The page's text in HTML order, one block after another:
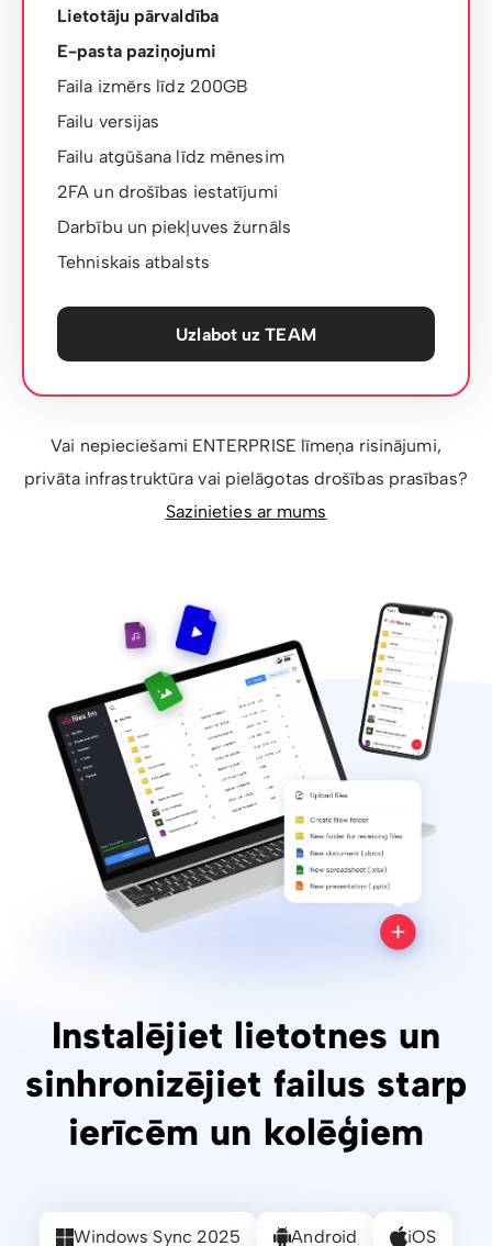
Lietotāju pārvaldība
E-pasta paziņojumi
Faila izmērs līdz 200GB
Failu versijas
Failu atgūšana līdz mēnesim
2FA un drošības iestatījumi
Darbību un piekļuves žurnāls
Tehniskais atbalsts
Uzlabot uz TEAM
Vai nepieciešami ENTERPRISE līmeņa risinājumi,
privāta infrastruktūra vai pielāgotas drošības prasības?
Sazinieties ar mums
Instalējiet lietotnes un
sinhronizējiet failus starp
ierīcēm un kolēģiem
Windows Sync 2025 Android iOS